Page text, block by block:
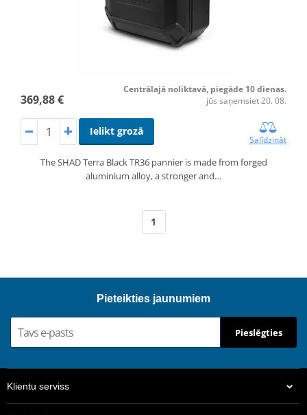
369,88 €
Centrālajā noliktavā, piegāde 10 dienas.
jūs saņemsiet 20. 08.
Ielikt grozā
Salīdzināt
The SHAD Terra Black TR36 pannier is made from forged
aluminium alloy, a stronger and…
1
Pieteikties jaunumiem
Pieslēgties
Klientu serviss